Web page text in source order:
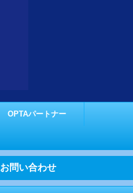
OPTAパートナー
お問い合わせ